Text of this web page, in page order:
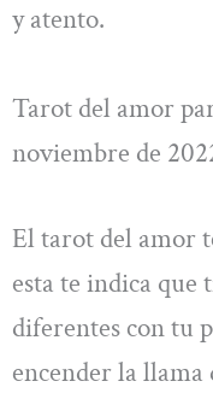
y atento.
Tarot del amor
noviembre de
El tarot del amor
esta te indica que
diferentes con tu
encender la llama